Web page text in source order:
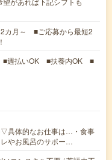
2カ月～ ■ご応募から最短2
■週払いOK ■扶養内OK ■
具体的なお仕事は…・食事
やお風呂のサポー…